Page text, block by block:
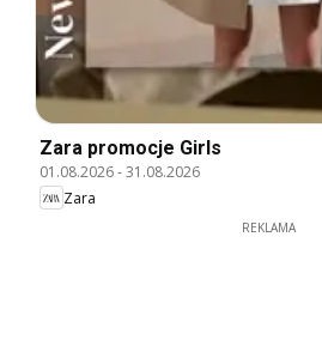
Zara promocje Girls
01.08.2026-31.08.2026
Zara
REKLAMA